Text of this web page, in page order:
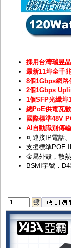
集線盒.防水盒.配
變壓器.避雷器
轉接頭
偽裝嚇阻假監視
客訂商品
採用台灣瑞昱
最新11埠全千
8個1Gbps網路
2個1Gbps
1個SFP光纖
總PoE供電瓦
國際標準48V
AI自動識別傳
可連接IP電話
支援標準POE
金屬外殼，散
BSMI字號：